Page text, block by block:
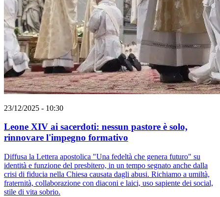
23/12/2025 - 10:30
Leone XIV ai sacerdoti: nessun pastore è solo,
rinnovare l'impegno formativo
Diffusa la Lettera apostolica "Una fedeltà che genera futuro" su
identità e funzione del presbitero, in un tempo segnato anche dalla
crisi di fiducia nella Chiesa causata dagli abusi. Richiamo a umiltà,
fraternità, collaborazione con diaconi e laici, uso sapiente dei social,
stile di vita sobrio.